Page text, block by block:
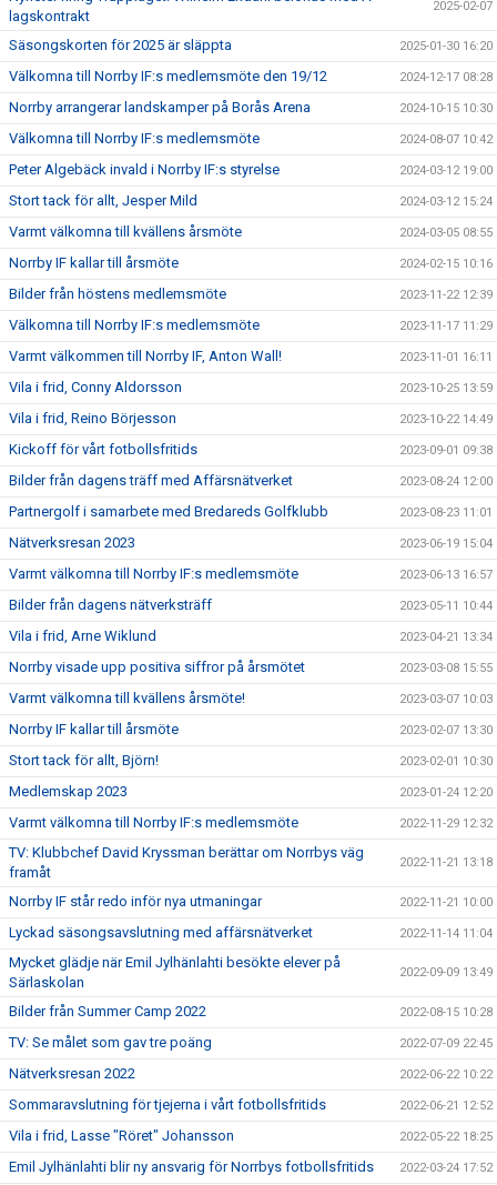
lagskontrakt
2025-02-07
Säsongskorten för 2025 är släppta 2025-01-30 16:20
Välkomna till Norrby IF:s medlemsmöte den 19/12 2024-12-17 08:28
Norrby arrangerar landskamper på Borås Arena 2024-10-15 10:30
Välkomna till Norrby IF:s medlemsmöte 2024-08-07 10:42
Peter Algebäck invald i Norrby IF:s styrelse 2024-03-12 19:00
Stort tack för allt, Jesper Mild 2024-03-12 15:24
Varmt välkomna till kvällens årsmöte 2024-03-05 08:55
Norrby IF kallar till årsmöte 2024-02-15 10:16
Bilder från höstens medlemsmöte 2023-11-22 12:39
Välkomna till Norrby IF:s medlemsmöte 2023-11-17 11:29
Varmt välkommen till Norrby IF, Anton Wall! 2023-11-01 16:11
Vila i frid, Conny Aldorsson 2023-10-25 13:59
Vila i frid, Reino Börjesson 2023-10-22 14:49
Kickoff för vårt fotbollsfritids 2023-09-01 09:38
Bilder från dagens träff med Affärsnätverket 2023-08-24 12:00
Partnergolf i samarbete med Bredareds Golfklubb 2023-08-23 11:01
Nätverksresan 2023 2023-06-19 15:04
Varmt välkomna till Norrby IF:s medlemsmöte 2023-06-13 16:57
Bilder från dagens nätverksträff 2023-05-11 10:44
Vila i frid, Arne Wiklund 2023-04-21 13:34
Norrby visade upp positiva siffror på årsmötet 2023-03-08 15:55
Varmt välkomna till kvällens årsmöte! 2023-03-07 10:03
Norrby IF kallar till årsmöte 2023-02-07 13:30
Stort tack för allt, Björn! 2023-02-01 10:30
Medlemskap 2023 2023-01-24 12:20
Varmt välkomna till Norrby IF:s medlemsmöte 2022-11-29 12:32
TV: Klubbchef David Kryssman berättar om Norrbys väg
framåt
2022-11-21 13:18
Norrby IF står redo inför nya utmaningar 2022-11-21 10:00
Lyckad säsongsavslutning med affärsnätverket 2022-11-14 11:04
Mycket glädje när Emil Jylhänlahti besökte elever på
Särlaskolan
2022-09-09 13:49
Bilder från Summer Camp 2022 2022-08-15 10:28
TV: Se målet som gav tre poäng 2022-07-09 22:45
Nätverksresan 2022 2022-06-22 10:22
Sommaravslutning för tjejerna i vårt fotbollsfritids 2022-06-21 12:52
Vila i frid, Lasse "Röret" Johansson 2022-05-22 18:25
Emil Jylhänlahti blir ny ansvarig för Norrbys fotbollsfritids 2022-03-24 17:52